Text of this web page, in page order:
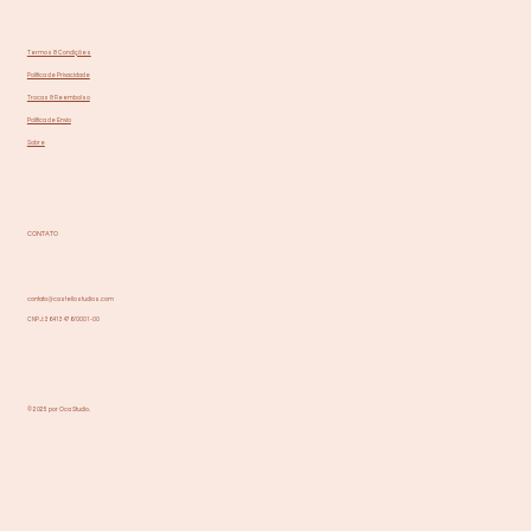
Termos & Condições
Política de Privacidade
Trocas & Reembolso
Política de Envio
Sobre
CONTATO
contato@castellostudios.com
CNPJ: 36413476/0001-00
© 2025 por Oca Studio.